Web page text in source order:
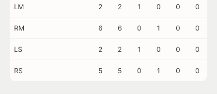
LM 2 2 1 0 0 0
RM 6 6 0 1 0 0
LS 2 2 1 0 0 0
RS 5 5 0 1 0 0